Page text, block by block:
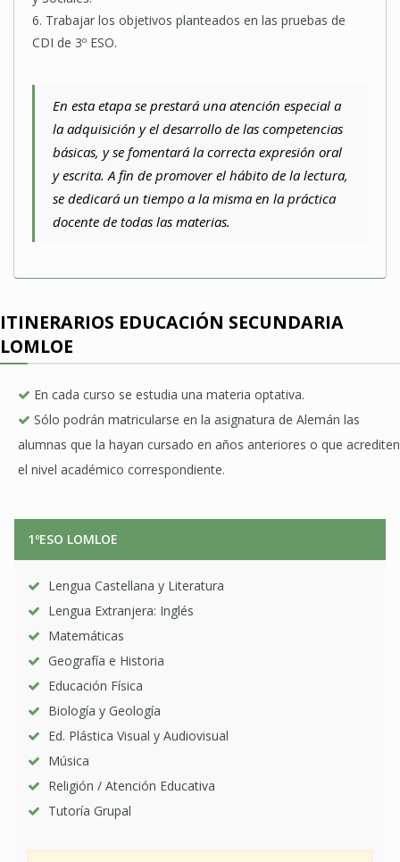
6. Trabajar los objetivos planteados en las pruebas de
CDI de 3º ESO.
En esta etapa se prestará una atención especial a
la adquisición y el desarrollo de las competencias
básicas, y se fomentará la correcta expresión oral
y escrita. A fin de promover el hábito de la lectura,
se dedicará un tiempo a la misma en la práctica
docente de todas las materias.
ITINERARIOS EDUCACIÓN SECUNDARIA
LOMLOE
En cada curso se estudia una materia optativa.
Sólo podrán matricularse en la asignatura de Alemán las
alumnas que la hayan cursado en años anteriores o que acrediten
el nivel académico correspondiente.
1ºESO LOMLOE
Lengua Castellana y Literatura
Lengua Extranjera: Inglés
Matemáticas
Geografía e Historia
Educación Física
Biología y Geología
Ed. Plástica Visual y Audiovisual
Música
Religión / Atención Educativa
Tutoría Grupal